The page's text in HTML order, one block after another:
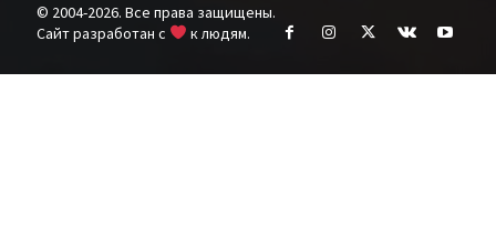
© 2004-2026. Все права защищены.
Cайт разработан с
к людям.